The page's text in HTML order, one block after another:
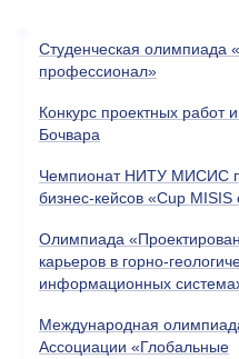
Студенческая олимпиада
профессионал»
Конкурс проектных работ
Бочвара
Чемпионат НИТУ МИСИС
бизнес-кейсов «Cup MISIS
Олимпиада
карьеров в горно-
информационных
Международная
Ассоциации «Глобальные